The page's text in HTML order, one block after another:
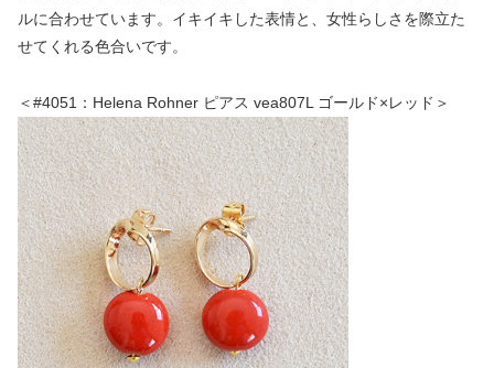
ルに合わせています。イキイキした表情と、女性らしさを際立た
せてくれる色合いです。
＜#4051：Helena Rohner ピアス vea807L ゴールド×レッド＞